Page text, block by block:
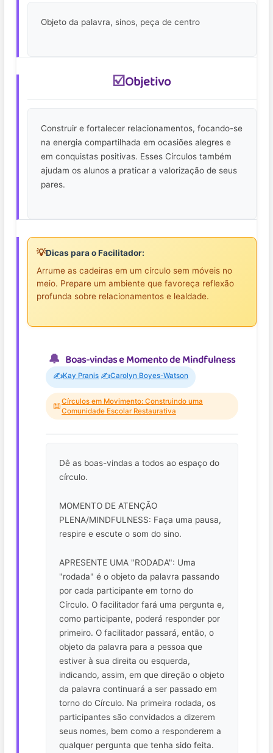
Objeto da palavra, sinos, peça de centro
☑️Objetivo
Construir e fortalecer relacionamentos, focando-se
na energia compartilhada em ocasiões alegres e
em conquistas positivas. Esses Círculos também
ajudam os alunos a praticar a valorização de seus
pares.
💡Dicas para o Facilitador:
Arrume as cadeiras em um círculo sem móveis no
meio. Prepare um ambiente que favoreça reflexão
profunda sobre relacionamentos e lealdade.
Boas-vindas e Momento de Mindfulness
✍️Kay Pranis ✍️Carolyn Boyes-Watson
📖Círculos em Movimento: Construindo uma
Comunidade Escolar Restaurativa
Dê as boas-vindas a todos ao espaço do
círculo.
MOMENTO DE ATENÇÃO
PLENA/MINDFULNESS: Faça uma pausa,
respire e escute o som do sino.
APRESENTE UMA "RODADA": Uma
"rodada" é o objeto da palavra passando
por cada participante em torno do
Círculo. O facilitador fará uma pergunta e,
como participante, poderá responder por
primeiro. O facilitador passará, então, o
objeto da palavra para a pessoa que
estiver à sua direita ou esquerda,
indicando, assim, em que direção o objeto
da palavra continuará a ser passado em
torno do Círculo. Na primeira rodada, os
participantes são convidados a dizerem
seus nomes, bem como a responderem a
qualquer pergunta que tenha sido feita.